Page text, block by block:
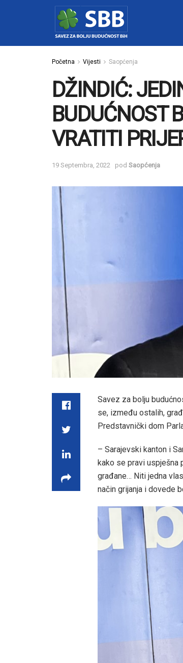
Početna Vijesti Saopćenja
DŽINDIĆ:
BUDUĆNOST
VRATITI
19 Septembra, 2022 pod Saopćenja
Savez za bolju
se, između ostalih,
Predstavnički dom
– Sarajevski kanton i
kako se pravi uspješna
građane… Niti jedna
način grijanja i dovede